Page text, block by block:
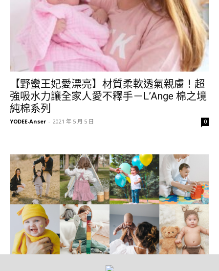
【野蠻王妃愛漂亮】材質柔軟透氣親膚！超
強吸水力讓全家人愛不釋手－L’Ange 棉之境
純棉系列
YODEE-Anser - 2021 年 5 月 5 日 0